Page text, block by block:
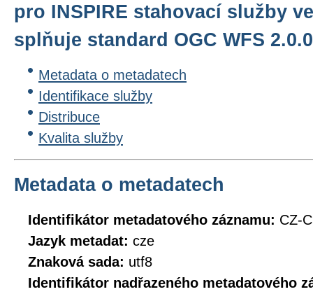
pro INSPIRE stahovací služby
splňuje standard OGC WFS
Metadata o metadatech
Identifikace služby
Distribuce
Kvalita služby
Metadata o metadatech
Identifikátor metadatového záznamu: CZ-
Jazyk metadat: cze
Znaková sada: utf8
Identifikátor nadřazeného metadatového